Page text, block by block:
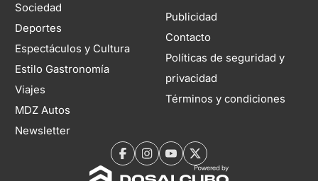
Sociedad
Deportes
Espectáculos y Cultura
Estilo Gastronomía
Viajes
MDZ Autos
Newsletter
Publicidad
Contacto
Políticas de seguridad y
privacidad
Términos y condiciones